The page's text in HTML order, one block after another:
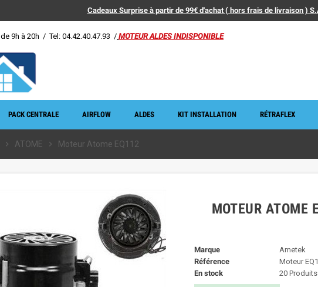
Cadeaux Surprise à partir de 99€ d'achat ( hors frais de livraison )
de 9h à 20h / Tel: 04.42.40.47.93 / MOTEUR ALDES INDISPONIBLE
PACK CENTRALE AIRFLOW ALDES KIT INSTALLATION RÉTRAFLEX
chevron_right ATOME chevron_right Moteur Atome EQ112
MOTEUR ATOME
Marque
Ametek
Référence
Moteur
En stock
20 Produits